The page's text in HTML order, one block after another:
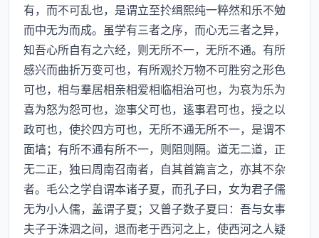
有，而不可乱也，是谓立至扵缉熙纯一粹然和乐不勉
而中无为而成。虽学有三者之序，而心无三者之异，
知吾心所自有之六经，则无所不一，无所不通。有所
感兴而曲折万变可也，有所观扵万物不可胜穷之形色
可也，相与羣居相亲相爱相临相治可也，为哀为乐为
喜为怒为怨可也，迩事父可也，逺事君可也，授之以
政可也，使扵四方可也，无所不通无所不一，是谓不
面墙；有所不通有所不一，则阻则隔。道无二道，正
无二正，独曰周南召南者，自其首篇言之，亦其不杂
者。毛公之学自谓本诸子夏，而孔子曰，女为君子儒
无为小人儒，盖谓子夏；又曾子数子夏曰：吾与女事
夫子于洙泗之间，退而老于西河之上，使西河之人疑